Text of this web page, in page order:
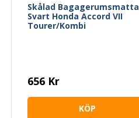
Skålad Bagagerumsmatta
Svart Honda Accord VII
Tourer/Kombi
656 Kr
KÖP